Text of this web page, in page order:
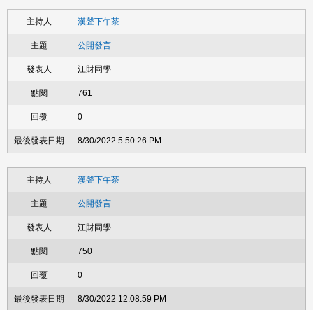
漢聲下午茶
公開發言
江財同學
761
0
8/30/2022 5:50:26 PM
漢聲下午茶
公開發言
江財同學
750
0
8/30/2022 12:08:59 PM